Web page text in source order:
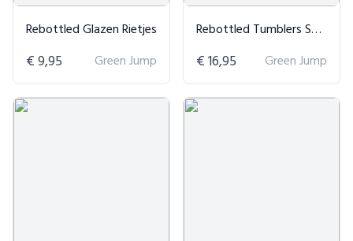
Rebottled Glazen Rietjes
€ 9,95 Green Jump
Rebottled Tumblers Set van 2
€ 16,95 Green Jump